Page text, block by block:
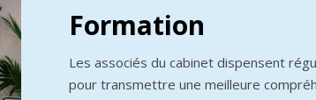
Formation
Les associés du cabinet dispensent
pour transmettre une meilleure